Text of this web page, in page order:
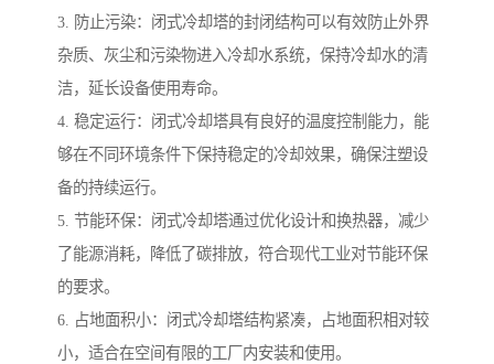
3. 防止污染：闭式冷却塔的封闭结构可以有效防止外界
杂质、灰尘和污染物进入冷却水系统，保持冷却水的清
洁，延长设备使用寿命。
4. 稳定运行：闭式冷却塔具有良好的温度控制能力，能
够在不同环境条件下保持稳定的冷却效果，确保注塑设
备的持续运行。
5. 节能环保：闭式冷却塔通过优化设计和换热器，减少
了能源消耗，降低了碳排放，符合现代工业对节能环保
的要求。
6. 占地面积小：闭式冷却塔结构紧凑，占地面积相对较
小，适合在空间有限的工厂内安装和使用。